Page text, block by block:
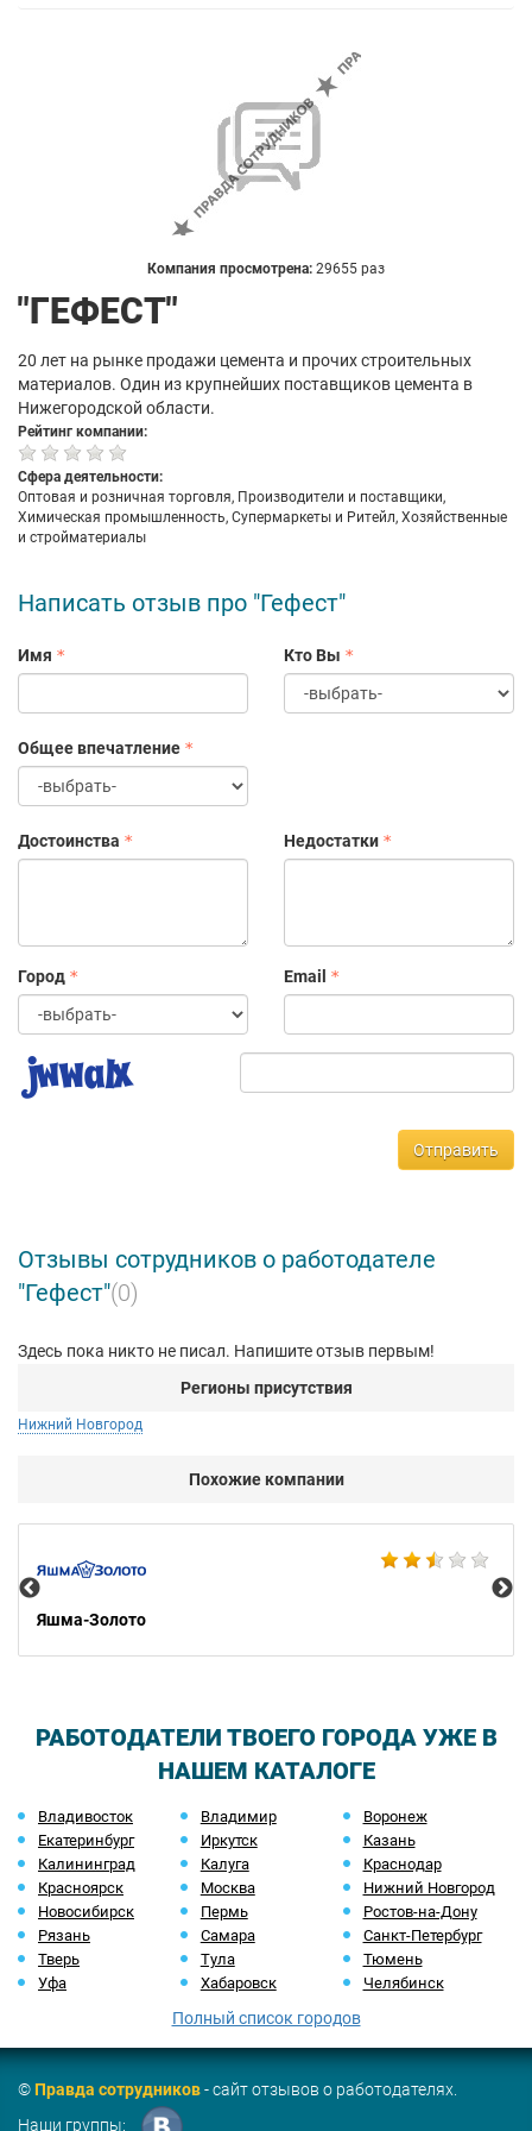
Компания просмотрена: 29655 раз
"ГЕФЕСТ"
20 лет на рынке продажи цемента и прочих строительных
материалов. Один из крупнейших поставщиков цемента в
Нижегородской области.
Рейтинг компании:
Сфера деятельности:
Оптовая и розничная торговля, Производители и поставщики,
Химическая промышленность, Супермаркеты и Ритейл, Хозяйственные
и стройматериалы
Написать отзыв про "Гефест"
Имя Кто Вы
Общее впечатление
Достоинства Недостатки
Город Email
Отправить
Отзывы сотрудников о работодателе
"Гефест"(0)
Здесь пока никто не писал. Напишите отзыв первым!
Регионы присутствия
Нижний Новгород
Похожие компании
Яшма-Золото
РАБОТОДАТЕЛИ ТВОЕГО ГОРОДА УЖЕ В
НАШЕМ КАТАЛОГЕ
Владивосток Владимир
Воронеж
Екатеринбург
Иркутск
Казань
Калининград
Калуга
Краснодар
Красноярск
Москва
Нижний Новгород
Новосибирск
Пермь
Ростов-на-Дону
Рязань
Самара
Санкт-Петербург
Тверь
Тула
Тюмень
Уфа
Хабаровск Челябинск
Полный список городов
©Правда сотрудников- сайт отзывов о работодателях.
Наши группы: